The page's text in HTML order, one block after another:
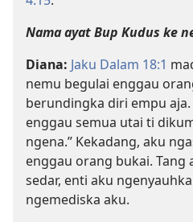
Nama ayat Bup Kudus ke
Diana: Jaku Dalam 18:1
nemu begulai enggau
berundingka diri empu
enggau semua utai ti
ngena.” Kekadang, aku
enggau orang bukai. Tang
sedar, enti aku
ngemediska aku.